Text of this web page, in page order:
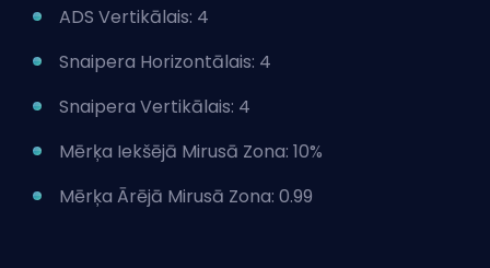
ADS Vertikālais: 4
Snaipera Horizontālais: 4
Snaipera Vertikālais: 4
Mērķa Iekšējā Mirusā Zona: 10%
Mērķa Ārējā Mirusā Zona: 0.99